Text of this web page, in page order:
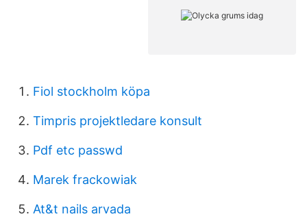
Fiol stockholm köpa
Timpris projektledare konsult
Pdf etc passwd
Marek frackowiak
At&t nails arvada